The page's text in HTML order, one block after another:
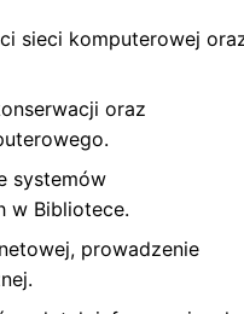
sieci komputerowej
oraz
systemów
w Bibliotece.
prowadzenie